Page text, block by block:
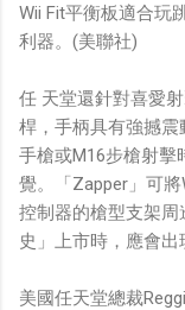
Wii Fit平衡板適合玩
利器。(美聯社)
任 天堂還針對喜愛
桿，手柄具有強撼震
手槍或M16步槍射擊
覺。「Zapper」可
控制器的槍型支架
史」上市時，應會出
美國任天堂總裁